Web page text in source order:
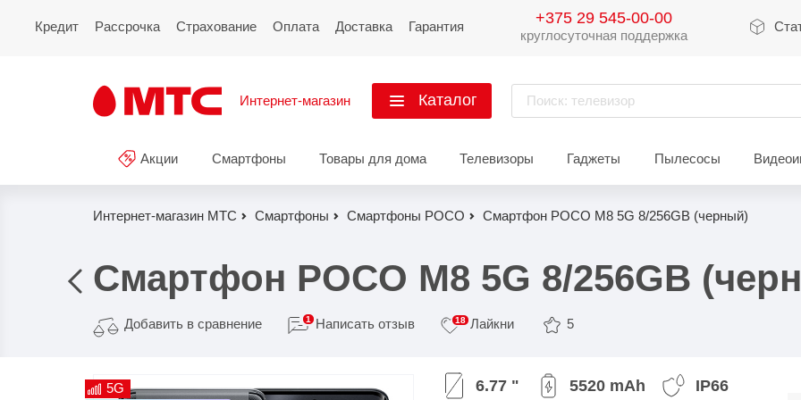
Кредит Рассрочка Страхование Оплата Доставка Гарантия +375 29 545-00-00
круглосуточная поддержка
Интернет-магазин Каталог Поиск: телевизор
Акции
Смартфоны
Смартфоны
Xiaomi 15
Xiaomi 14
Redmi 15
Redmi Note 15
Redmi 14
Показать еще
iPhone 16
iPhone 15
Восстановленные
Показать еще
Galaxy Z
Восстановленные
смартфоны
Акции Смартфоны Товары для дома Телевизоры Гаджеты Пылесосы
Интернет-магазин МТС Смартфоны Смартфоны POCO Смартфон POCO M8 5G 8/256GB (черный)
Смартфон POCO M8 5G 8/256GB
Добавить в сравнение 1 Написать отзыв 18 Лайкни 5
5G
6.77 " 5520 mAh IP66